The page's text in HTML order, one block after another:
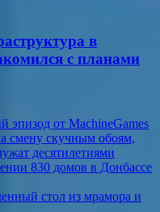
в
с планами
эпизод от MachineGames
смену скучным обоям,
десятилетиями
830 домов в Донбассе
стол из мрамора и